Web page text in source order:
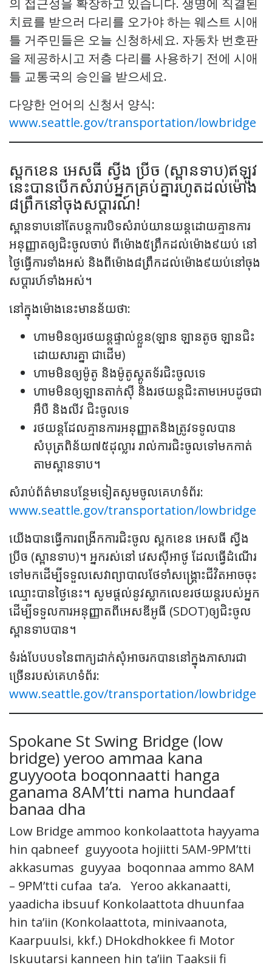
의 접근성을 확장하고 있습니다. 생명에 직결된
치료를 받으러 다리를 오가야 하는 웨스트 시애
틀 거주민들은 오늘 신청하세요. 자동차 번호판
을 제공하시고 저층 다리를 사용하기 전에 시애
틀 교통국의 승인을 받으세요.
다양한 언어의 신청서 양식:
www.seattle.gov/transportation/lowbridge
ស្ពកខេន​ អេសធី ស្វីង ប្រីច​ (ស្ពានទាប)​​ឥឡូវ
នេះបានបើកសំរាប់អ្នកគ្រប់គ្នារហូតដល់ម៉ោង
៨ព្រឹកនៅចុងសប្ដារណ៍!
ស្ពានទាបនៅតែបន្តការបិទសំរាប់យានយន្តដោយគ្មានការ
អនុញ្ញាតឲ្យជិះចូលចាប់ ពីម៉ោង​៥ព្រឹកដល់ម៉ោង៩យប់​ នៅ
ថ្ងៃធ្វើការទាំងអស់ និងពីម៉ោង៨ព្រឹកដល់ម៉ោង៩យប់នៅចុង
សប្តារហ៍ទាំងអស់។
នៅក្នុងម៉ោងនេះមានន័យថា​:
ហាមមិនឲ្យរថយន្តផ្ទាល់ខ្លួន​(ឡាន​ ឡានតូច ឡានជិះ
ដោយសារគ្នា ជាដើម)
ហាមមិនឲ្យម៉ូតូ និងម៉ូតូស្គូតទ័រជិះចូលទេ
ហាមមិនឲ្យឡានតាក់ស៊ី និងរថយន្តជិះតាមអេបដូចជា
អឹបឺ និង​លីវ ជិះចូលទេ
រថយន្តដែលគ្មានការអនុញ្ញាតនិងត្រូវទទូលបាន
សំបុត្រពិន័យ៧៥ដុល្លារ រាល់ការជិះចូលទៅមកកាត់
តាមស្ពានទាប។
សំរាប់ព័ត៌មានបន្ថែមទៀតសូមចូលគេហទំព័រ:
www.seattle.gov/transportation/lowbridge
យើងបានធ្វើការពង្រីកការជិះចូល ស្ពកខេន​ អេសធី ស្វីង
ប្រីច​ (ស្ពានទាប)។​ អ្នករស់នៅ វេសស៊ីអាថូ ដែលធ្វើដំណើរ
ទៅមកដើម្បីទទួលសេវាព្យាបាលថែទាំសង្គ្រោះជីវិតអាចចុះ
ឈ្មោះបានថ្ងៃនេះ។​ សូមផ្ដល់នូវស្លាកលេខរថយន្តរបស់អ្នក
ដើម្បីទទួលការអនុញ្ញាតពី​​អេស​ឌីអូធី (SDOT)ឲ្យជិះចូល
ស្ពានទាបបាន។
ទំរង់បែបបទនៃពាក្យដាក់សុំអាចរកបាននៅក្នុងភាសារជា
ច្រើន​​របស់គេហទំព័រ:
www.seattle.gov/transportation/lowbridge
Spokane St Swing Bridge (low
bridge) yeroo ammaa kana
guyyoota boqonnaatti hanga
ganama 8AM’tti nama hundaaf
banaa dha
Low Bridge ammoo konkolaattota hayyama
hin qabneef guyyoota hojiitti 5AM-9PM’tti
akkasumas guyyaa boqonnaa ammo 8AM
– 9PM’tti cufaa ta’a. Yeroo akkanaatti,
yaadicha ibsuuf Konkolaattota dhuunfaa
hin ta’iin (Konkolaattota, minivaanota,
Kaarpuulsi, kkf.) DHokdhokkee fi Motor
Iskuutarsi kanneen hin ta’iin Taaksii fi